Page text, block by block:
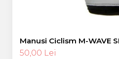
Manusi Ciclism M-WAVE
50,00 Lei